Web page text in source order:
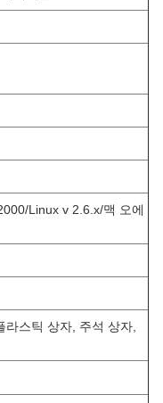
Linux v 2.6.x/맥 오에
스틱 상자, 주석 상자,